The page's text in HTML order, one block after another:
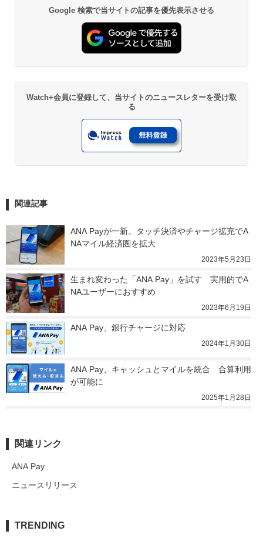
Google 検索で当サイトの記事を優先表示させる
Watch+会員に登録して、当サイトのニュースレターを受け取
る
関連記事
ANA Payが一新。タッチ決済やチャージ拡充でA
NAマイル経済圏を拡大
2023年5月23日
生まれ変わった「ANA Pay」を試す　実用的でA
NAユーザーにおすすめ
2023年6月19日
ANA Pay、銀行チャージに対応
2024年1月30日
ANA Pay、キャッシュとマイルを統合　合算利用
が可能に
2025年1月28日
関連リンク
ANA Pay
ニュースリリース
TRENDING